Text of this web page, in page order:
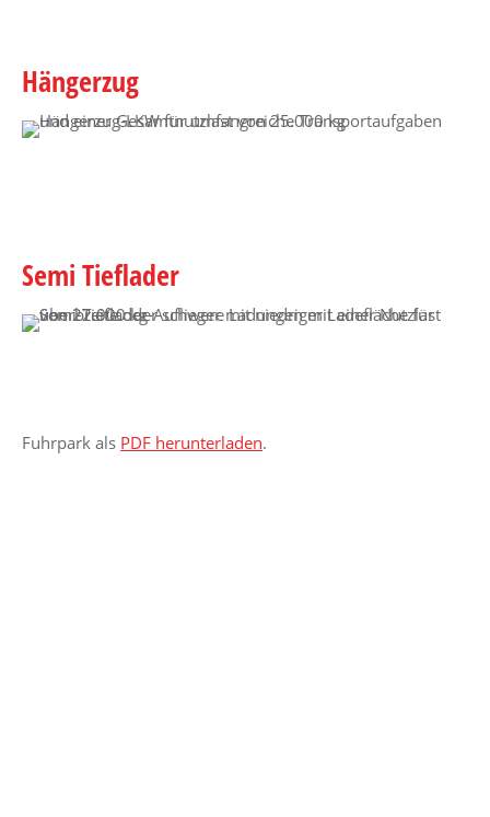
Hängerzug
Semi Tieflader
Fuhrpark als PDF herunterladen.